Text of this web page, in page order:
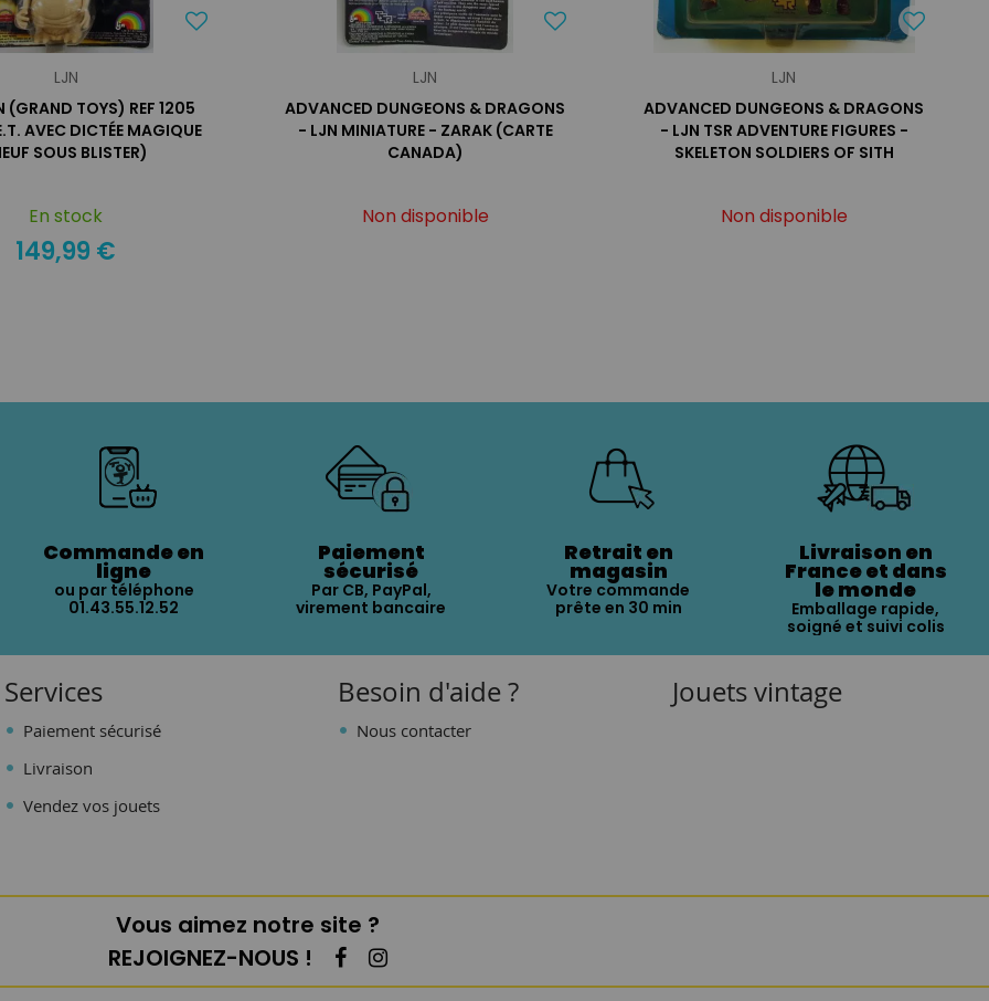
LJN
(GRAND TOYS) REF 1205
AVEC DICTÉE MAGIQUE
SOUS BLISTER)
En stock
149,99 €
LJN
ADVANCED DUNGEONS & DRAGONS
- LJN MINIATURE - ZARAK (CARTE
CANADA)
Non disponible
LJN
ADVANCED DUNGEONS & DRAGONS
- LJN TSR ADVENTURE FIGURES -
SKELETON SOLDIERS OF SITH
Non disponible
Commande en
ligne
ou par téléphone
01.43.55.12.52
Paiement
sécurisé
Par CB, PayPal,
virement bancaire
Retrait en
magasin
Votre commande
prête en 30 min
Livraison en
France et dans
le monde
Emballage rapide,
soigné et suivi colis
Services
Paiement sécurisé
Livraison
Vendez vos jouets
Besoin d'aide ?
Nous contacter
Jouets vintage
Vous aimez notre site ?
REJOIGNEZ-NOUS !